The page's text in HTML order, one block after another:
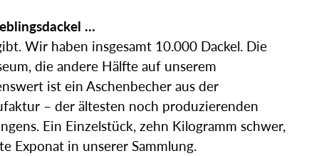
…
Wir haben insgesamt 10.000 Dackel. Die
die andere Hälfte auf unserem
ist ein Aschenbecher aus der
– der ältesten noch produzierenden
Ein Einzelstück, zehn Kilogramm schwer,
Exponat in unserer Sammlung.